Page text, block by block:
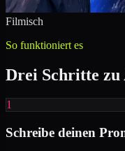
Filmisch
So funktioniert es
Drei Schritte
1
Schreibe deinen